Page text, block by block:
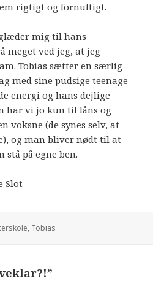
rigtigt og fornuftigt.
mig til hans
meget ved jeg, at jeg
Tobias sætter en særlig
med sine pudsige teenage-
energi og hans dejlige
har vi jo kun til låns og
voksne (de synes selv, at
og man bliver nødt til at
stå på egne ben.
Slot
, Tobias